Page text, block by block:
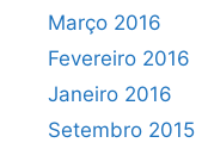
Março 2016
Fevereiro 2016
Janeiro 2016
Setembro 2015